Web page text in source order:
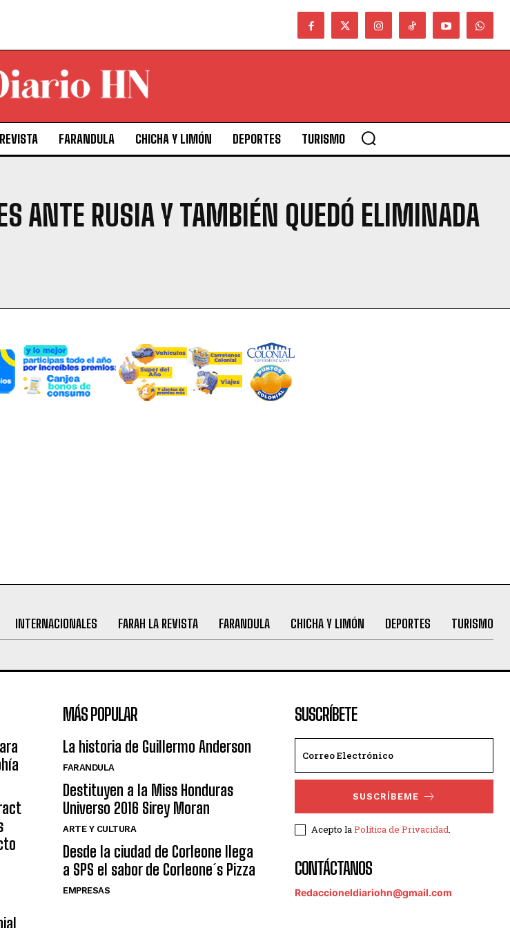
FARANDULA CHICHA Y LIMÓN DEPORTES TURISMO
ANTE RUSIA Y TAMBIÉN QUEDÓ ELIMINADA
INTERNACIONALES FARAH LA REVISTA FARANDULA CHICHA Y LIMÓN DEPORTES TURISMO
MÁS POPULAR
La historia de Guillermo Anderson
FARANDULA
Destituyen a la Miss Honduras
Universo 2016 Sirey Moran
ARTE Y CULTURA
Desde la ciudad de Corleone llega
a SPS el sabor de Corleone´s Pizza
EMPRESAS
SUSCRÍBETE
SUSCRÍBEME
Acepto laPolítica de Privacidad.
CONTÁCTANOS
Redaccioneldiariohn@gmail.com